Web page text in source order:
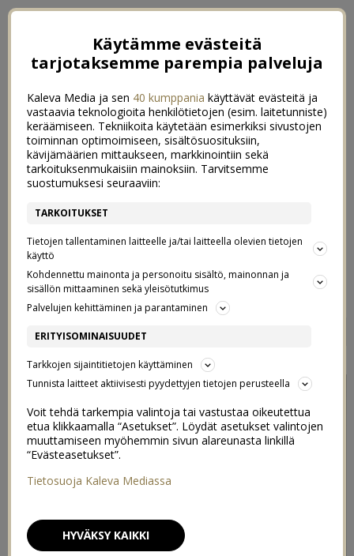
HEIPAT TUTILLE
Käytämme evästeitä
tarjotaksemme parempia palveluja
Kaleva Media ja sen 40 kumppania käyttävät evästeitä ja
vastaavia teknologioita henkilötietojen (esim. laitetunniste)
keräämiseen. Tekniikoita käytetään esimerkiksi sivustojen
toiminnan optimoimiseen, sisältösuosituksiin,
kävijämäärien mittaukseen, markkinointiin sekä
tarkoituksenmukaisiin mainoksiin. Tarvitsemme
suostumuksesi seuraaviin:
TARKOITUKSET
Tietojen tallentaminen laitteelle ja/tai laitteella olevien tietojen
käyttö
Kohdennettu mainonta ja personoitu sisältö, mainonnan ja
sisällön mittaaminen sekä yleisötutkimus
Palvelujen kehittäminen ja parantaminen
ERITYISOMINAISUUDET
Tarkkojen sijaintitietojen käyttäminen
Tunnista laitteet aktiivisesti pyydettyjen tietojen perusteella
Voit tehdä tarkempia valintoja tai vastustaa oikeutettua
etua klikkaamalla “Asetukset”. Löydät asetukset valintojen
muuttamiseen myöhemmin sivun alareunasta linkillä
“Evästeasetukset”.
Tietosuoja Kaleva Mediassa
HYVÄKSY KAIKKI